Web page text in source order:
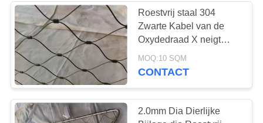
X neig
Roestvrij staal 304
Zwarte Kabel van de
Oxydedraad X neigt
Kabel de Hoek van het
60 Graadnetwerk
MOQ:10 SQM
CONTACT
2.0mm Dia Dierlijke